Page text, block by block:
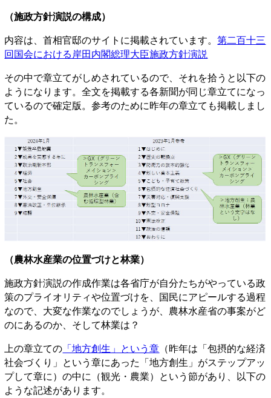
（施政方針演説の構成）
内容は、首相官邸のサイトに掲載されています。第二百十三
回国会における岸田内閣総理大臣施政方針演説
その中で章立てがしめされているので、それを拾うと以下の
ようになります。全文を掲載する各新聞が同じ章立てになっ
ているので確定版。参考のために昨年の章立ても掲載しまし
た。
（農林水産業の位置づけと林業）
施政方針演説の作成作業は各省庁が自分たちがやっている政
策のプライオリティや位置づけを、国民にアピールする過程
なので、大変な作業なのでしょうが、農林水産省の事案がど
のにあるのか、そして林業は？
上の章立ての 「地方創生」という章 （昨年は「包摂的な経済
社会づくり」という章にあった「地方創生」がステップアッ
プして章に）の中に（観光・農業）という節があり、以下の
ような記述があります。